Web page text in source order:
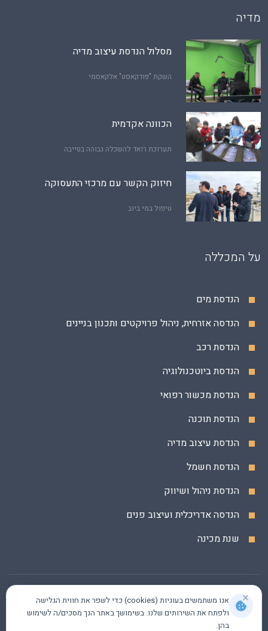
מדיה
מסלול הנדסת עיצוב מדיה
השקת "פודקאסט" אלקאסמי
הכוונה אקדמית
תערוכת רואד להשכלה גבוהה בטייבה
חיזוק הקשר עם מרכזי התעסוקה
טיפול במי ביוב
על המכללה
הנדסת מים
הנדסה אזרחית, ניהול פרויקטים ותכנון בניינים
הנדסת רכב
הנדסת ביוטכנולוגיה
הנדסת מכשור רפואי
הנדסת תוכנה
הנדסת עיצוב מדיה
הנדסת חשמל
הנדסת ניהול ושיווק
הנדסה אדריכלית ועיצוב פנים
שנת מכינה
×
אנו משתמשים בעוגיות (cookies) כדי לשפר את חווית הגלישה
ולפתח את השירותים שלנו. בשימושך באתר הנך מסכים/ה לשימוש
בהן.